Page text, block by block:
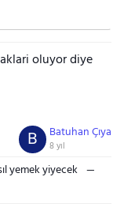
oluyor diye
Batuhan Çıya
8 yıl
B
yemek yiyecek